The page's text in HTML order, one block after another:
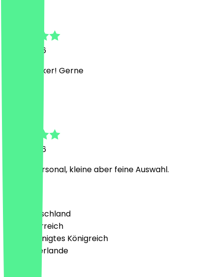
7. Mai 2026
Super Lecker! Gerne
5. Mai 2026
Nettes Personal, kleine aber feine Auswahl.
🇩🇪 Deutschland
🇦🇹 Österreich
🇬🇧 Vereinigtes Königreich
🇳🇱 Niederlande